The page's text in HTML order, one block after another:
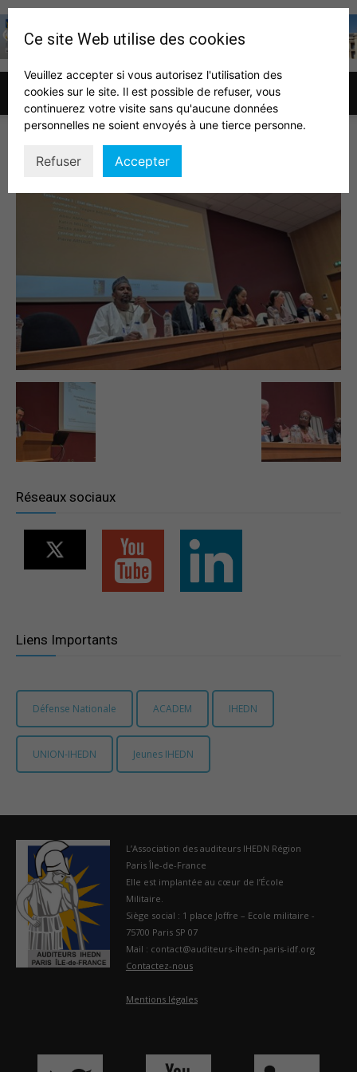
Association
auditeurs
IHEDN
France
Image3
Réseaux sociaux
Liens Importants
Défense Nationale ACADEM IHEDN
UNION-IHEDN Jeunes IHEDN
L’Association des auditeurs IHEDN Région
Paris Île-de-France
Elle est implantée au cœur de l’École
Militaire.
Siège social : 1 place Joffre – Ecole militaire -
75700 Paris SP 07
Mail : contact@auditeurs-ihedn-paris-idf.org
Contactez-nous
Mentions légales
Ce site Web utilise des cookies
Veuillez accepter si vous autorisez l'utilisation des
cookies sur le site. Il est possible de refuser, vous
continuerez votre visite sans qu'aucune données
personnelles ne soient envoyés à une tierce personne.
Refuser Accepter